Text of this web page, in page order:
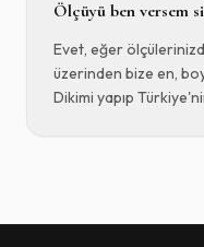
Ölçüyü ben versem
Evet, eğer
üzerinden bize en,
Dikimi yapıp